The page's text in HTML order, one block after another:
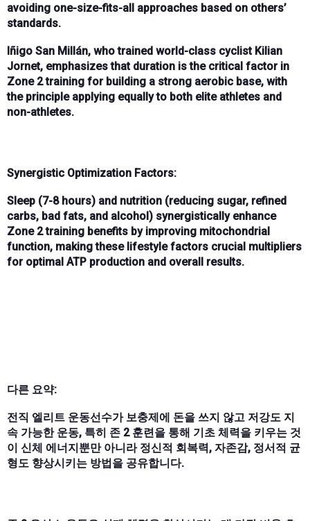
avoiding one-size-fits-all approaches based on others’
standards.
Iñigo San Millán, who trained world-class cyclist Kilian
Jornet, emphasizes that duration is the critical factor in
Zone 2 training for building a strong aerobic base, with
the principle applying equally to both elite athletes and
non-athletes.
Synergistic Optimization Factors:
Sleep (7-8 hours) and nutrition (reducing sugar, refined
carbs, bad fats, and alcohol) synergistically enhance
Zone 2 training benefits by improving mitochondrial
function, making these lifestyle factors crucial multipliers
for optimal ATP production and overall results.
다른 요약:
전직 엘리트 운동선수가 보충제에 돈을 쓰지 않고 저강도 지
속 가능한 운동, 특히 존 2 훈련을 통해 기초 체력을 키우는 것
이 신체 에너지뿐만 아니라 정신적 회복력, 자존감, 정서적 균
형도 향상시키는 방법을 공유합니다.